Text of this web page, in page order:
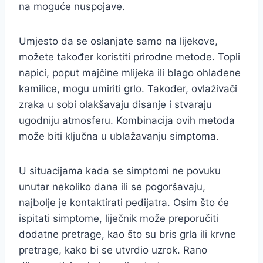
na moguće nuspojave.
Umjesto da se oslanjate samo na lijekove,
možete također koristiti prirodne metode. Topli
napici, poput majčine mlijeka ili blago ohlađene
kamilice, mogu umiriti grlo. Također, ovlaživači
zraka u sobi olakšavaju disanje i stvaraju
ugodniju atmosferu. Kombinacija ovih metoda
može biti ključna u ublažavanju simptoma.
U situacijama kada se simptomi ne povuku
unutar nekoliko dana ili se pogoršavaju,
najbolje je kontaktirati pedijatra. Osim što će
ispitati simptome, liječnik može preporučiti
dodatne pretrage, kao što su bris grla ili krvne
pretrage, kako bi se utvrdio uzrok. Rano